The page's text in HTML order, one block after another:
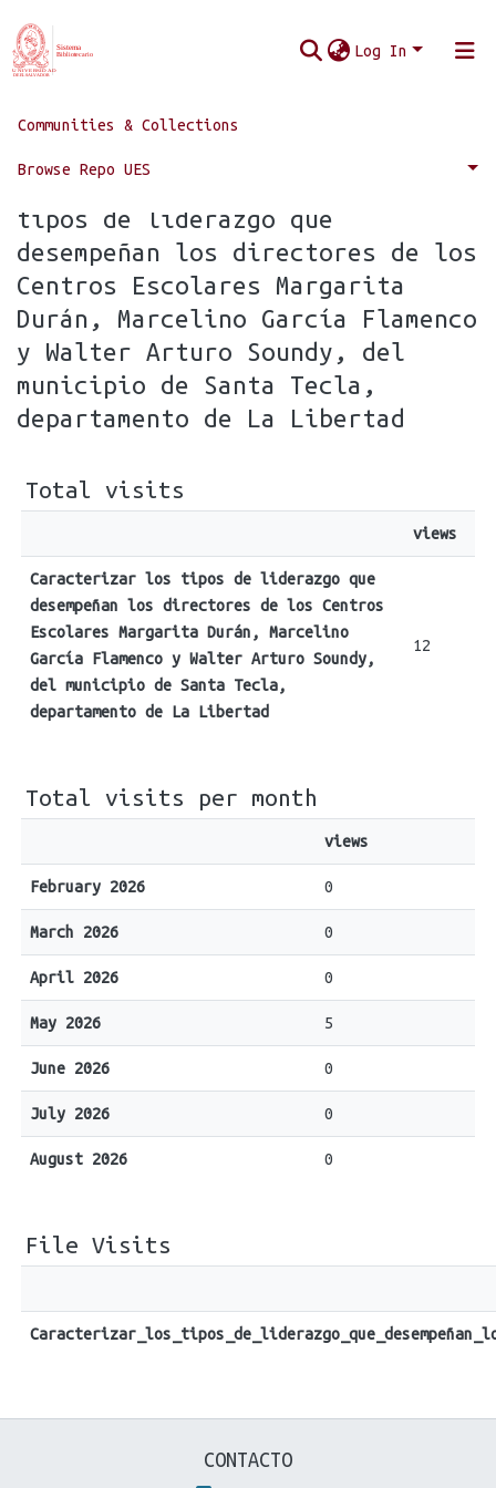
Log In
Communities & Collections
Browse Repo UES
Home Statistics
Statistics for Caracterizar los
tipos de liderazgo que
desempeñan los directores de los
Centros Escolares Margarita
Durán, Marcelino García Flamenco
y Walter Arturo Soundy, del
municipio de Santa Tecla,
departamento de La Libertad
Total visits
views
Caracterizar los tipos de liderazgo que
desempeñan los directores de los Centros
Escolares Margarita Durán, Marcelino
García Flamenco y Walter Arturo Soundy,
del municipio de Santa Tecla,
departamento de La Libertad
12
Total visits per month
views
February 2026 0
March 2026 0
April 2026 0
May 2026 5
June 2026 0
July 2026 0
August 2026 0
File Visits
CONTACTO